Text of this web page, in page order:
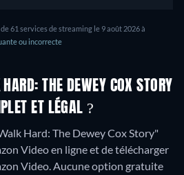
61 services de streaming le 9 août 2026 à
ou incorrecte
THE DEWEY COX STORY
ET LÉGAL ?
Hard: The Dewey Cox Story"
Video en ligne et de télécharger
Video.Aucune option gratuite